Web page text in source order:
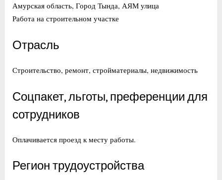
Амурская область, Город Тында, АЯМ улица
Работа на строительном участке
Отрасль
Строительство, ремонт, стройматериалы, недвижимость
Соцпакет, льготы, преференции для
сотрудников
Оплачивается проезд к месту работы.
Регион трудоустройства